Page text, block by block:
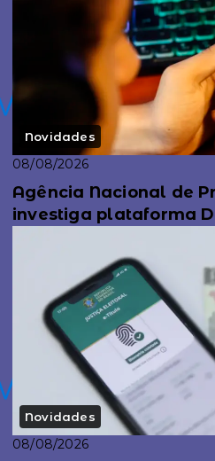
Novidades
08/08/2026
Agência Nacional de
investiga plataforma
Novidades
08/08/2026